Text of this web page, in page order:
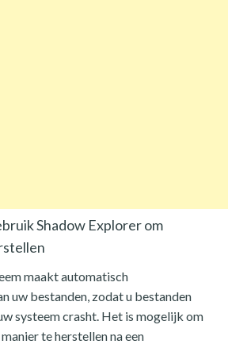
Shadow Explorer om
maakt automatisch
uw bestanden, zodat u bestanden
systeem crasht. Het is mogelijk om
te herstellen na een